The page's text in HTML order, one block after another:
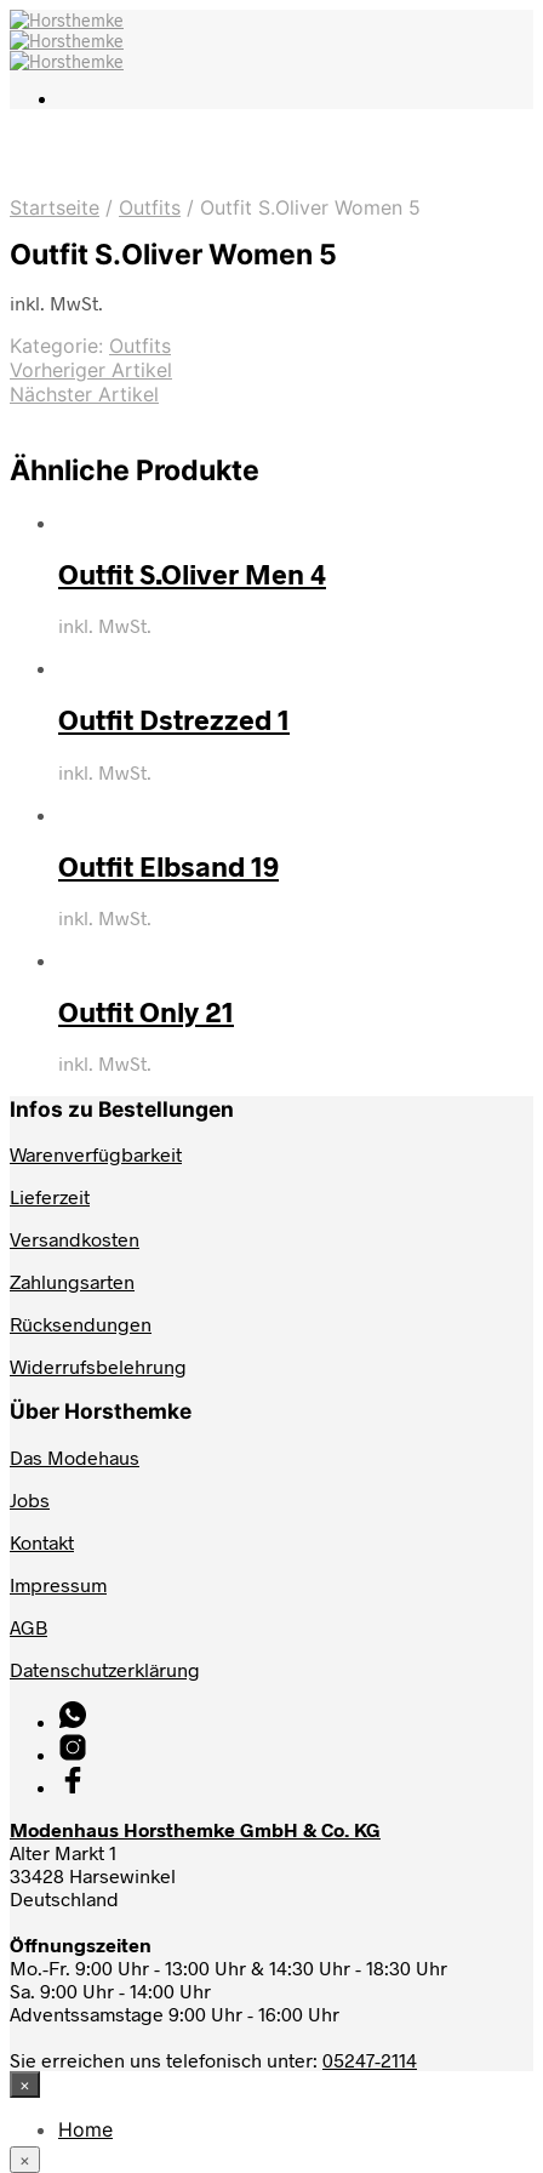
Startseite / Outfits / Outfit S.Oliver Women 5
Outfit S.Oliver Women 5
inkl. MwSt.
Kategorie: Outfits
Vorheriger Artikel
Nächster Artikel
Ähnliche Produkte
Outfit S.Oliver Men 4
inkl. MwSt.
Outfit Dstrezzed 1
inkl. MwSt.
Outfit Elbsand 19
inkl. MwSt.
Outfit Only 21
inkl. MwSt.
Infos zu Bestellungen
Warenverfügbarkeit
Lieferzeit
Versandkosten
Zahlungsarten
Rücksendungen
Widerrufsbelehrung
Über Horsthemke
Das Modehaus
Jobs
Kontakt
Impressum
AGB
Datenschutzerklärung
Modenhaus Horsthemke GmbH & Co. KG
Alter Markt 1
33428 Harsewinkel
Deutschland
Öffnungszeiten
Mo.-Fr. 9:00 Uhr - 13:00 Uhr & 14:30 Uhr - 18:30 Uhr
Sa. 9:00 Uhr - 14:00 Uhr
Adventssamstage 9:00 Uhr - 16:00 Uhr
Sie erreichen uns telefonisch unter: 05247-2114
×
Home
×